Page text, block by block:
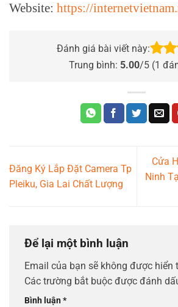
Website: https://
Đánh giá bài viết này:
Trung bình: 5.00/5 (1
Đăng Ký Lắp Đặt Camera Tp
Pleiku, Gia Lai Chất Lượng
Cửa
Ninh
Để lại một bình luận
Email của bạn sẽ không được hiển
Các trường bắt buộc được đánh
Bình luận*